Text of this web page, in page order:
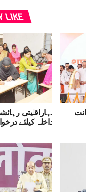
LIKE
بہاراقلیتی
داخلہ کیلئے